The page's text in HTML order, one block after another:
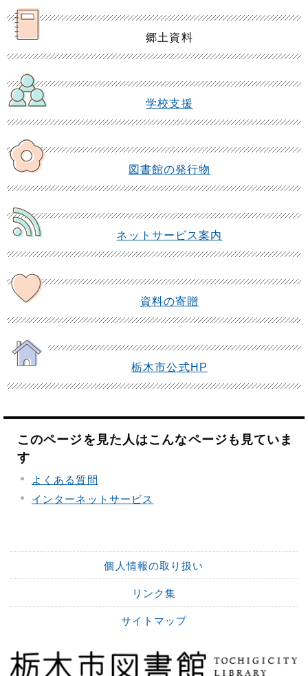
郷土資料
学校支援
図書館の発行物
ネットサービス案内
資料の寄贈
栃木市公式HP
このページを見た人はこんなページも見ていま
す
よくある質問
インターネットサービス
個人情報の取り扱い
リンク集
サイトマップ